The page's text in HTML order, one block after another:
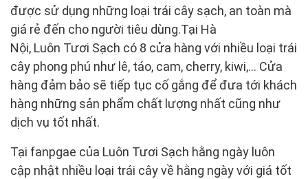
được sử dụng những loại trái cây sạch, an toàn mà
giá rẻ đến cho người tiêu dùng.Tại Hà
Nội, Luôn Tươi Sạch có 8 cửa hàng với nhiều loại trái
cây phong phú như lê, táo, cam, cherry, kiwi,... Cửa
hàng đảm bảo sẽ tiếp tục cố gắng để đưa tới khách
hàng những sản phẩm chất lượng nhất cũng như
dịch vụ tốt nhất.
Tại fanpgae của Luôn Tươi Sạch hằng ngày luôn
cập nhật nhiều loại trái cây về hằng ngày với giá tốt